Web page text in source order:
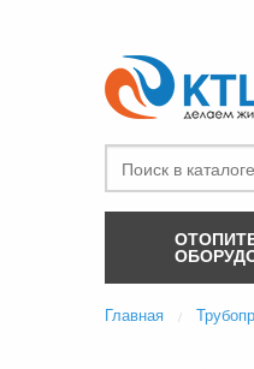
Главная